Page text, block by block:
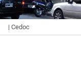
| Cedoc